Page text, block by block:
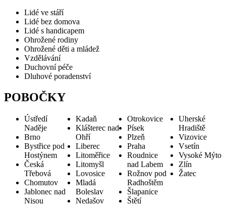
Lidé ve stáří
Lidé bez domova
Lidé s handicapem
Ohrožené rodiny
Ohrožené děti a mládež
Vzdělávání
Duchovní péče
Dluhové poradenství
POBOČKY
Ústředí
Naděje
Brno
Bystřice pod
Hostýnem
Česká
Třebová
Chomutov
Jablonec nad
Nisou
Kadaň
Klášterec nad
Ohří
Liberec
Litoměřice
Litomyšl
Lovosice
Mladá
Boleslav
Nedašov
Otrokovice
Písek
Plzeň
Praha
Roudnice
nad Labem
Rožnov pod
Radhoštěm
Šlapanice
Štětí
Uherské
Hradiště
Vizovice
Vsetín
Vysoké Mýto
Zlín
Žatec